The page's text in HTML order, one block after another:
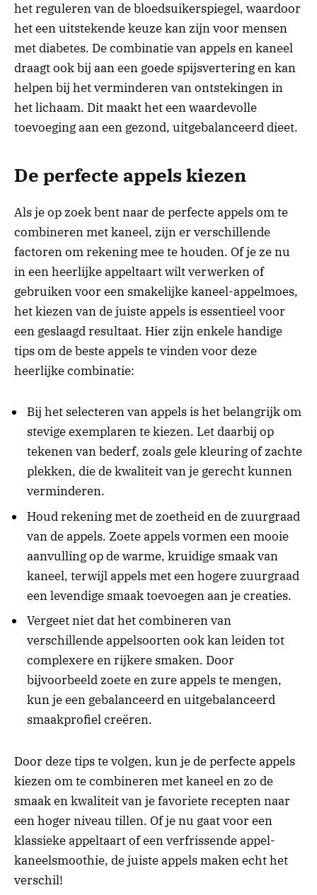
het reguleren van de bloedsuikerspiegel, waardoor
het een uitstekende keuze kan zijn voor mensen
met diabetes. De combinatie van appels en kaneel
draagt ook bij aan een goede spijsvertering en kan
helpen bij het verminderen van ontstekingen in
het lichaam. Dit maakt het een waardevolle
toevoeging aan een gezond, uitgebalanceerd dieet.
De perfecte appels kiezen
Als je op zoek bent naar de perfecte appels om te
combineren met kaneel, zijn er verschillende
factoren om rekening mee te houden. Of je ze nu
in een heerlijke appeltaart wilt verwerken of
gebruiken voor een smakelijke kaneel-appelmoes,
het kiezen van de juiste appels is essentieel voor
een geslaagd resultaat. Hier zijn enkele handige
tips om de beste appels te vinden voor deze
heerlijke combinatie:
Bij het selecteren van appels is het belangrijk om
stevige exemplaren te kiezen. Let daarbij op
tekenen van bederf, zoals gele kleuring of zachte
plekken, die de kwaliteit van je gerecht kunnen
verminderen.
Houd rekening met de zoetheid en de zuurgraad
van de appels. Zoete appels vormen een mooie
aanvulling op de warme, kruidige smaak van
kaneel, terwijl appels met een hogere zuurgraad
een levendige smaak toevoegen aan je creaties.
Vergeet niet dat het combineren van
verschillende appelsoorten ook kan leiden tot
complexere en rijkere smaken. Door
bijvoorbeeld zoete en zure appels te mengen,
kun je een gebalanceerd en uitgebalanceerd
smaakprofiel creëren.
Door deze tips te volgen, kun je de perfecte appels
kiezen om te combineren met kaneel en zo de
smaak en kwaliteit van je favoriete recepten naar
een hoger niveau tillen. Of je nu gaat voor een
klassieke appeltaart of een verfrissende appel-
kaneelsmoothie, de juiste appels maken echt het
verschil!